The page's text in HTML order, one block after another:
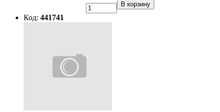
В корзину
Код: 441741